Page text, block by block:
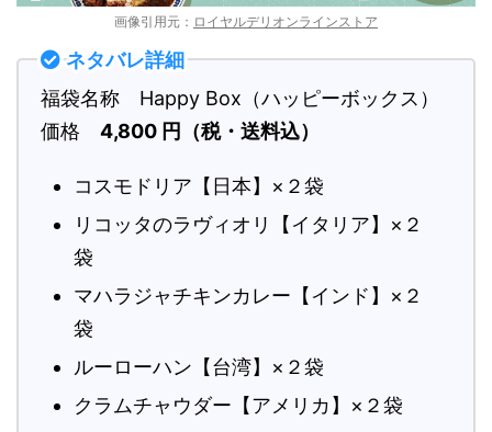
画像引用元： ロイヤルデリオンラインストア
ネタバレ詳細
福袋名称 Happy Box（ハッピーボックス）
価格 4,800 円（税・送料込）
コスモドリア【日本】×２袋
リコッタのラヴィオリ【イタリア】×２
袋
マハラジャチキンカレー【インド】×２
袋
ルーローハン【台湾】×２袋
クラムチャウダー【アメリカ】×２袋